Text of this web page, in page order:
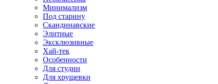
Минимализм
Под старину
Скандинавские
Элитные
Эксклюзивные
Хай-тек
Особенности
Для студии
Для хрущевки